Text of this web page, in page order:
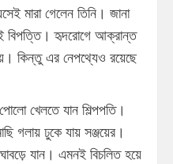
মারা গেলেন তিনি। জানা
বিপত্তি। হৃদরোগে আক্রান্ত
কিন্তু এর নেপথ্যেও রয়েছে
খেলতে যান শিল্পপতি।
গলায় ঢুকে যায় সঞ্জয়ের।
ঘাবড়ে যান। এমনই বিচলিত হয়ে